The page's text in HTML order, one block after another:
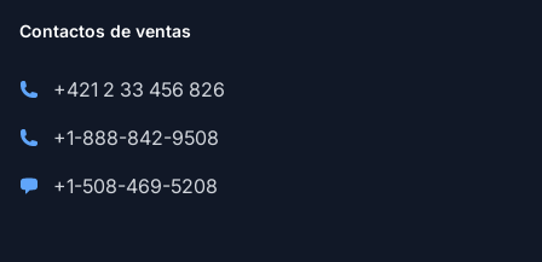
Contactos de ventas
+421 2 33 456 826
+1-888-842-9508
+1-508-469-5208